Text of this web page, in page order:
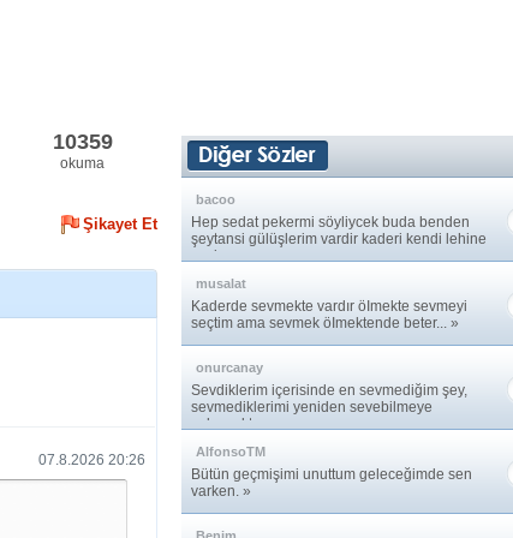
10359
okuma
Şikayet Et
07.8.2026 20:26
bacoo
Hep sedat pekermi söyliycek buda benden
şeytansi gülüşlerim vardir kaderi kendi lehine
çeviren. »
musalat
Kaderde sevmekte vardır öImekte sevmeyi
seçtim ama sevmek öImektende beter... »
onurcanay
Sevdiklerim içerisinde en sevmediğim şey,
sevmediklerimi yeniden sevebilmeye
çalışmaktır. »
AlfonsoTM
Bütün geçmişimi unuttum geleceğimde sen
varken. »